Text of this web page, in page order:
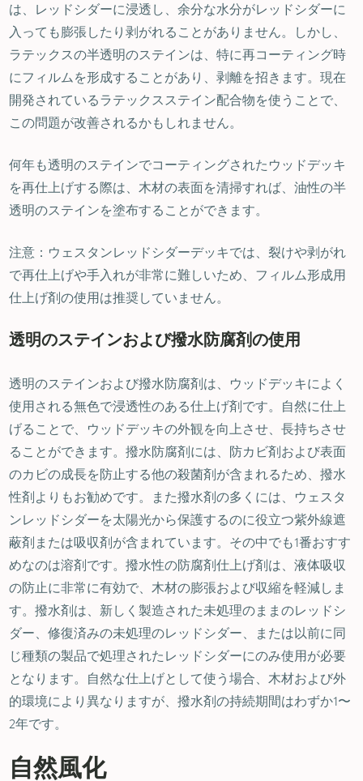
は、レッドシダーに浸透し、余分な水分がレッドシダーに
入っても膨張したり剥がれることがありません。しかし、
ラテックスの半透明のステインは、特に再コーティング時
にフィルムを形成することがあり、剥離を招きます。現在
開発されているラテックスステイン配合物を使うことで、
この問題が改善されるかもしれません。
何年も透明のステインでコーティングされたウッドデッキ
を再仕上げする際は、木材の表面を清掃すれば、油性の半
透明のステインを塗布することができます。
注意：ウェスタンレッドシダーデッキでは、裂けや剥がれ
で再仕上げや手入れが非常に難しいため、フィルム形成用
仕上げ剤の使用は推奨していません。
透明のステインおよび撥水防腐剤の使用
透明のステインおよび撥水防腐剤は、ウッドデッキによく
使用される無色で浸透性のある仕上げ剤です。自然に仕上
げることで、ウッドデッキの外観を向上させ、長持ちさせ
ることができます。撥水防腐剤には、防カビ剤および表面
のカビの成長を防止する他の殺菌剤が含まれるため、撥水
性剤よりもお勧めです。また撥水剤の多くには、ウェスタ
ンレッドシダーを太陽光から保護するのに役立つ紫外線遮
蔽剤または吸収剤が含まれています。その中でも1番おすす
めなのは溶剤です。撥水性の防腐剤仕上げ剤は、液体吸収
の防止に非常に有効で、木材の膨張および収縮を軽減しま
す。撥水剤は、新しく製造された未処理のままのレッドシ
ダー、修復済みの未処理のレッドシダー、または以前に同
じ種類の製品で処理されたレッドシダーにのみ使用が必要
となります。自然な仕上げとして使う場合、木材および外
的環境により異なりますが、撥水剤の持続期間はわずか1〜
2年です。
自然風化